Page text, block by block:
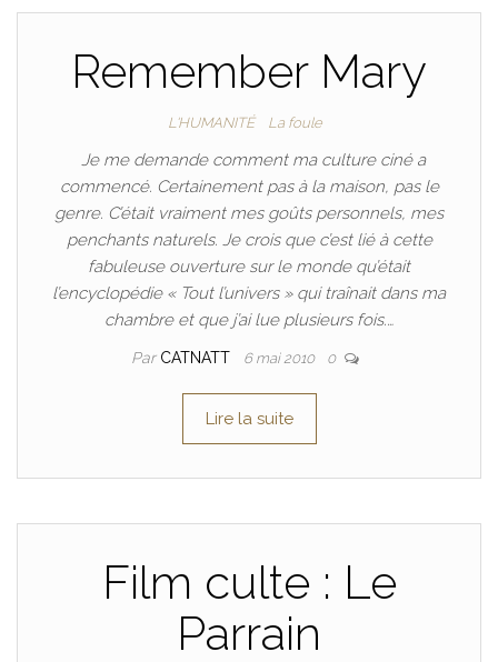
Remember Mary
L'HUMANITÉ La foule
Je me demande comment ma culture ciné a
commencé. Certainement pas à la maison, pas le
genre. C’était vraiment mes goûts personnels, mes
penchants naturels. Je crois que c’est lié à cette
fabuleuse ouverture sur le monde qu’était
l’encyclopédie « Tout l’univers » qui traînait dans ma
chambre et que j’ai lue plusieurs fois.…
Par CATNATT 6 mai 2010 0
Lire la suite
Film culte : Le
Parrain